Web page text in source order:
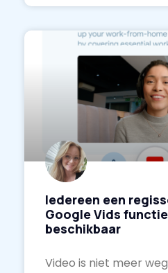
Iedereen een
Google Vids
beschikbaar
Video is niet meer